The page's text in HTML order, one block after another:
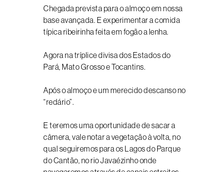
Chegada prevista para o almoço em nossa
base avançada. E experimentar a comida
típica ribeirinha feita em fogão a lenha.
Agora na tríplice divisa dos Estados do
Pará, Mato Grosso e Tocantins.
Após o almoço e um merecido descanso no
“redário”.
E teremos uma oportunidade de sacar a
câmera, vale notar a vegetação à volta, no
qual seguiremos para os Lagos do Parque
do Cantão, no rio Javaézinho onde